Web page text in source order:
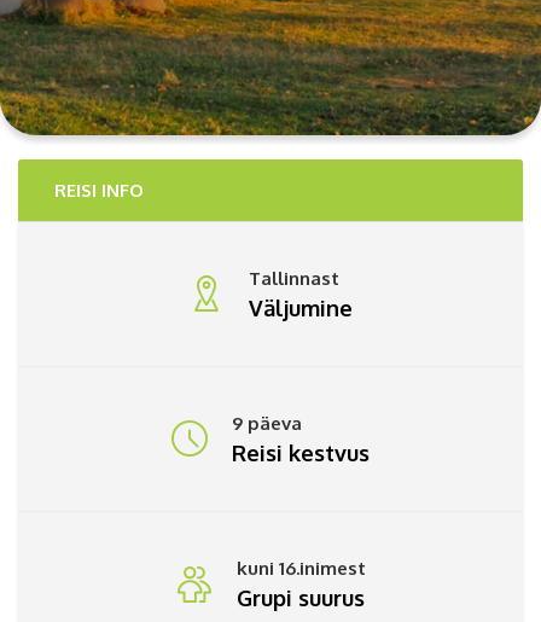
REISI INFO
Tallinnast
Väljumine
9 päeva
Reisi kestvus
kuni 16.inimest
Grupi suurus